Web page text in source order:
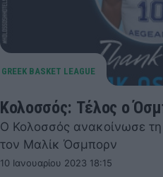
Κολοσσός: Τέλος ο
Ο Κολοσσός ανακοίνωσε
τον Μαλίκ Όσμπορν
10 Ιανουαρίου 2023 18:15